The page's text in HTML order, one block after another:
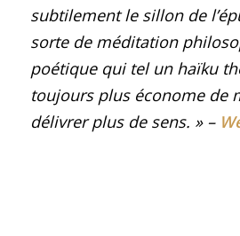
subtilement le sillon de
sorte de méditation
poétique qui tel un haïku
toujours plus économe de
délivrer plus de sens. » –